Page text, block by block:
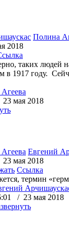
Полина
2018
таких людей
в 1917 году.
мая 2018
Евгений
мая 2018
Ссылка
термин
/ 23 мая 2018